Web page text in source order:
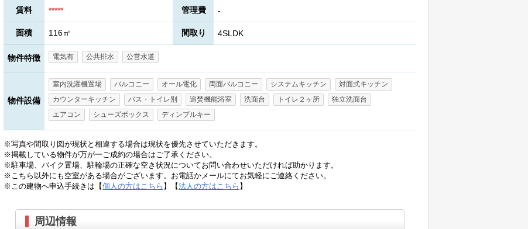
賃料 ***** 管理費 -
面積 116㎡ 間取り 4SLDK
物件特徴 電気有 公共排水 公営水道
物件設備
室内洗濯機置場 バルコニー オール電化 両面バルコニー システムキッチン
対面式キッチン
カウンターキッチン
バス・トイレ別 追焚機能浴室 洗面台 トイレ２ヶ所
独立洗面台
エアコン
シューズボックス ディンプルキー
※写真や間取り図が現状と相違する場合は現状を優先させていただきます。
※掲載している物件が万が一ご成約の場合はご了承ください。
※駐車場、バイク置場、駐輪場の正確な空き状況についてお問い合わせいただければ助かります。
※こちら以外にも空室がある場合がございます。お電話かメールにてお気軽にご連絡ください。
※この建物へ申込手続きは【個人の方はこちら 】【法人の方はこちら 】
周辺情報